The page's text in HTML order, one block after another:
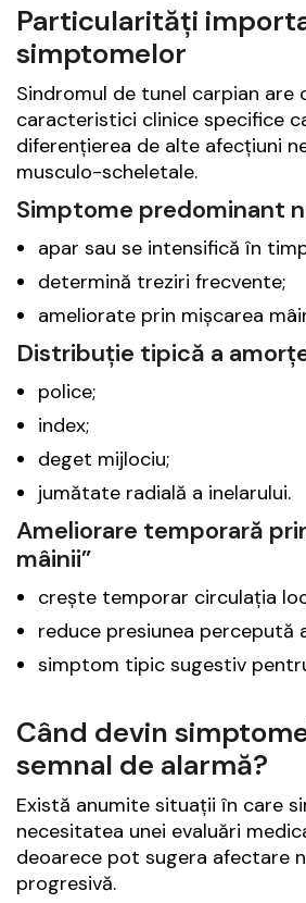
Particularități
simptomelor
Sindromul de tunel carpian are
caracteristici clinice specifice
diferențierea de alte afecțiuni
musculo-scheletale.
Simptome predominant
apar sau se intensifică în
determină treziri frecvente;
ameliorate prin mișcarea
Distribuție tipică a
police;
index;
deget mijlociu;
jumătate radială a inelarului.
Ameliorare temporară
mâinii”
crește temporar circulația
reduce presiunea percepută
simptom tipic sugestiv
Când devin
semnal de alarmă?
Există anumite situații în care
necesitatea unei evaluări
deoarece pot sugera afectare
progresivă.